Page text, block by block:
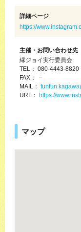
詳細ページ
https://
主催・お問い合わせ先
縁ジョイ実行委員会
TEL： 080-4443-8820
FAX： －
MAIL：
URL： https://
マップ